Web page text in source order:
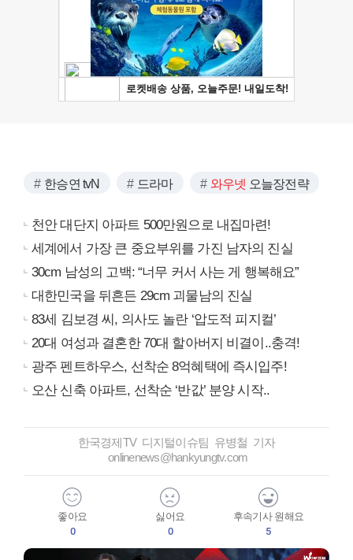
한승연 tvN 드라마 와우넷 오늘장전략
천안 대단지 아파트 500만원으로 내집마련!
세계에서 가장 큰 중요부위를 가진 남자의 진실
30cm 남성의 고백: “너무 커서 사는 게 행복해요”
대한민국을 뒤흔든 29cm 괴물남의 진실
83세 김보경 씨, 의사도 놀란 ‘압도적 피지컬’
20대 여성과 결혼한 70대 할아버지 비결이..충격!
광주 펜트하우스, 선착순 8억혜택에 즉시입주!
오산 신축 아파트, 선착순 ‘반값’ 분양 시작..
한국경제TV 디지털이슈팀 유병철 기자
onlinenews@hankyungtv.com
좋아요
0
싫어요
0
후속기사 원해요
5